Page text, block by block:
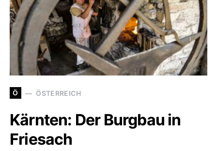
Ö ÖSTERREICH
Kärnten: Der Burgbau in
Friesach